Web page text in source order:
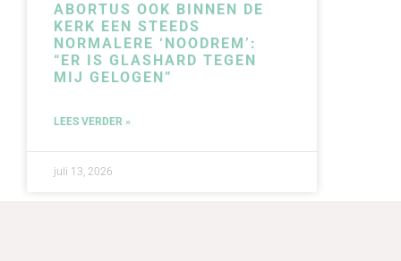
ABORTUS OOK BINNEN DE
KERK EEN STEEDS
NORMALERE ‘NOODREM’:
“ER IS GLASHARD TEGEN
MIJ GELOGEN”
LEES VERDER »
juli 13, 2026